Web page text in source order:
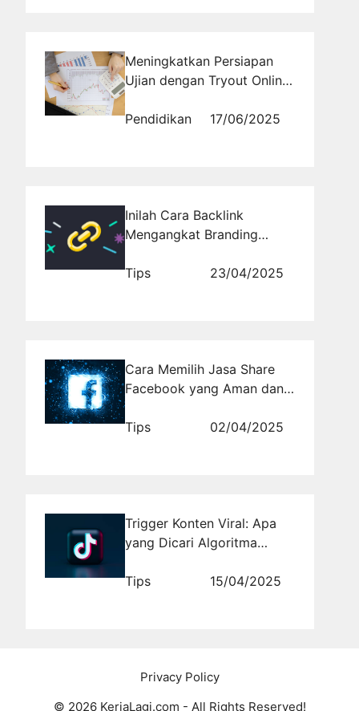
Meningkatkan Persiapan
Ujian dengan Tryout Online
Pendidikan
17/06/2025
Inilah Cara Backlink
Mengangkat Branding
Tips
23/04/2025
Cara Memilih Jasa Share
Facebook yang Aman dan
Tips
02/04/2025
Trigger Konten Viral: Apa
yang Dicari Algoritma
Tips
15/04/2025
Privacy Policy
© 2026 KerjaLagi.com - All Rights Reserved!